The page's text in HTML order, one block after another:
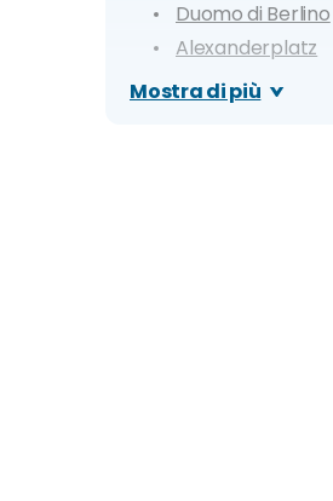
Duomo di Berlino
Alexanderplatz
Torre della
Mostra di più